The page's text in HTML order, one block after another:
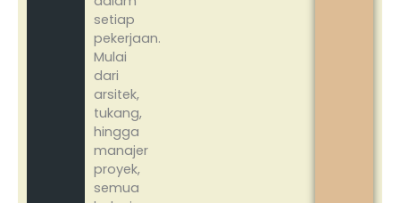
setiap
pekerjaan.
Mulai
dari
arsitek,
tukang,
hingga
manajer
proyek,
semua